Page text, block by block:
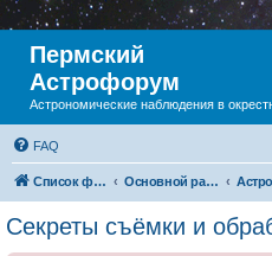
Пермский
Астрофорум
Астрономические наблюдения в
FAQ
Список форумов Основной раздел
Секреты съёмки и